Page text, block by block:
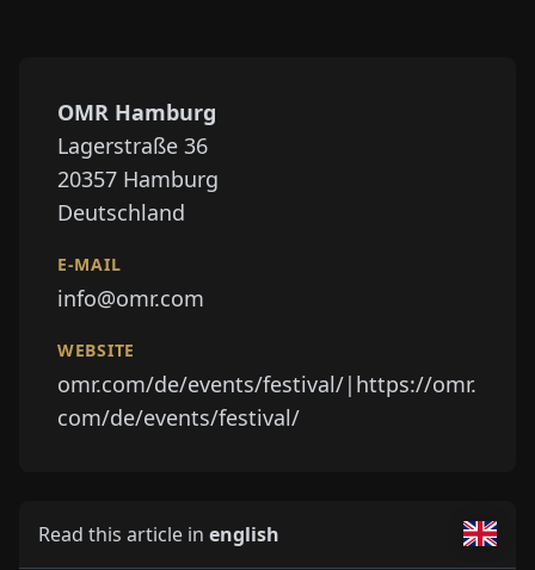
OMR Hamburg
⁠⁠Lagerstraße 36
⁠⁠20357 Hamburg
Deutschland
E-MAIL
info@omr.com
WEBSITE
omr.com/de/events/festival/|https://omr.
com/de/events/festival/
Read this article in english